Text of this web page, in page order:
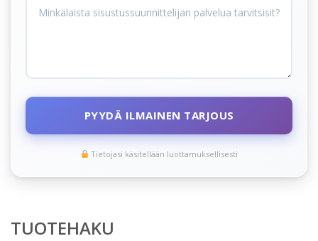
PYYDÄ ILMAINEN TARJOUS
Tietojasi käsitellään luottamuksellisesti
TUOTEHAKU